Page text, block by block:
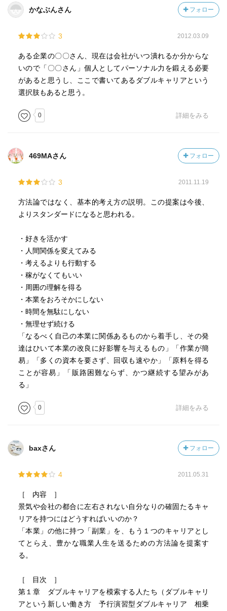
かなぶんさん フォロー
3 2012.03.09
ある企業の〇〇さん、現在は会社がいつ潰れるか分からな
いので「〇〇さん」個人としてパーソナル力を鍛える必要
があると思うし、ここで書いてあるダブルキャリアという
選択肢もあると思う。
0 詳細をみる
469MAさん フォロー
3 2011.11.19
方法論ではなく、基本的考え方の説明。この提案は今後、
よりスタンダードになると思われる。
・好きを活かす
・人間関係を変えてみる
・考えるよりも行動する
・稼がなくてもいい
・周囲の理解を得る
・本業をおろそかにしない
・時間を無駄にしない
・無理せず続ける
「なるべく自己の本業に関係あるものから着手し、その発
達はひいて本業の改良に好影響を与えるもの」「作業が簡
易」「多くの資本を要さず、回収も速やか」「原料を得る
ことが容易」「販路困難ならず、かつ継続する望みがあ
る」
0 詳細をみる
baxさん フォロー
4 2011.05.31
［ 内容 ］
景気や会社の都合に左右されない自分なりの確固たるキャ
リアを持つにはどうすればいいのか？
「本業」の他に持つ「副業」を、もう１つのキャリアとし
てとらえ、豊かな職業人生を送るための方法論を提案す
る。
［ 目次 ］
第１章 ダブルキャリアを模索する人たち（ダブルキャリ
アという新しい働き方 予行演習型ダブルキャリア 相乗